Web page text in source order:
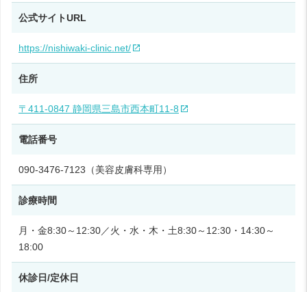
公式サイトURL
https://nishiwaki-clinic.net/
住所
〒411-0847 静岡県三島市西本町11‑8
電話番号
090-3476-7123（美容皮膚科専用）
診療時間
月・金8:30～12:30／火・水・木・土8:30～12:30・14:30～
18:00
休診日/定休日